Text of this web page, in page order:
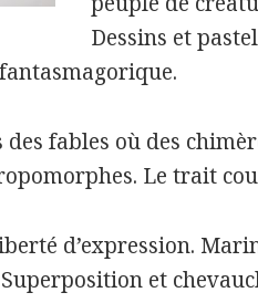
Dessins et
fables où des
Le trait
d’expression.
et